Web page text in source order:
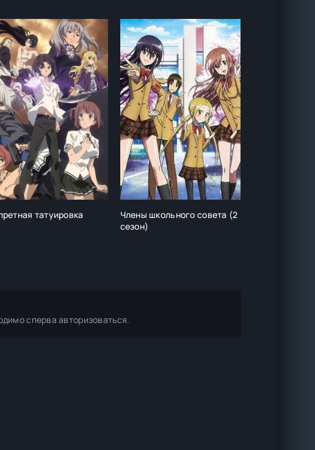
татуировка
Члены школьного совета (2
сезон)
сперва авторизоваться.